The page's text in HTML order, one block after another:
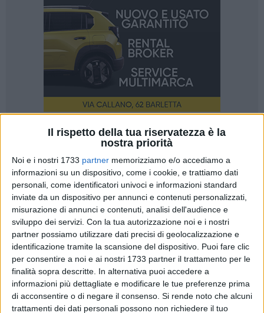
Il rispetto della tua riservatezza è la
nostra priorità
Noi e i nostri 1733 partner memorizziamo e/o accediamo a
informazioni su un dispositivo, come i cookie, e trattiamo dati
personali, come identificatori univoci e informazioni standard
inviate da un dispositivo per annunci e contenuti personalizzati,
misurazione di annunci e contenuti, analisi dell'audience e
sviluppo dei servizi. Con la tua autorizzazione noi e i nostri
partner possiamo utilizzare dati precisi di geolocalizzazione e
identificazione tramite la scansione del dispositivo. Puoi fare clic
per consentire a noi e ai nostri 1733 partner il trattamento per le
finalità sopra descritte. In alternativa puoi accedere a
informazioni più dettagliate e modificare le tue preferenze prima
di acconsentire o di negare il consenso. Si rende noto che alcuni
trattamenti dei dati personali possono non richiedere il tuo
629
Una intensa scossa di terremoto è stata avvertita questa
sera a Barletta, alle ore 20.37.
L'epicentro è in provincia di Foggia.
Ulteriori scosse di minore intensità si sono registrate a
distanza di vari minuti.
🟡🟡[STIMA#PROVVISORIA ]#terremoto
Magnitudo tra 4.4 e 4.9 ore 20:37 IT del 14-03-